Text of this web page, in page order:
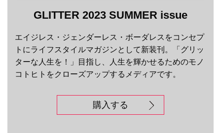
GLITTER 2023 SUMMER issue
エイジレス・ジェンダーレス・ボーダレスをコンセプ
トにライフスタイルマガジンとして新装刊。「グリッ
ターな人生を！」目指し、人生を輝かせるためのモノ
コトヒトをクローズアップするメディアです。
購入する